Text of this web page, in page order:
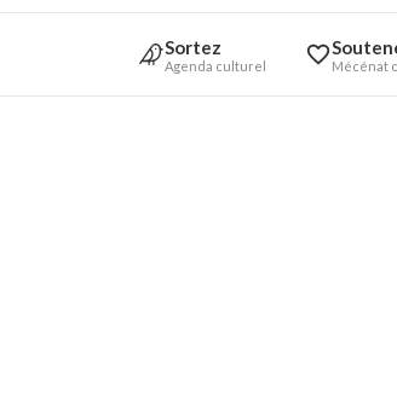
Sortez
Agenda culturel Mécénat